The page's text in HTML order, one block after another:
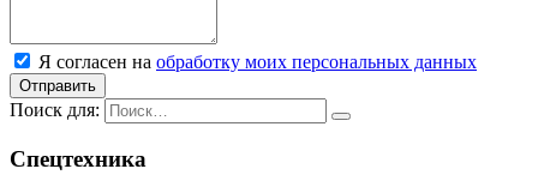
Я согласен на обработку моих персональных данных
Отправить
Поиск для:
Спецтехника